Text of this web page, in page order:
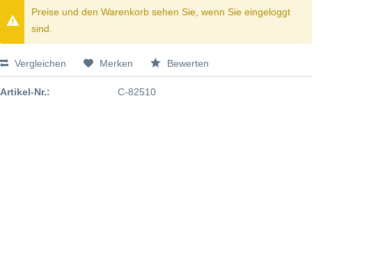
Preise und den Warenkorb sehen Sie, wenn Sie eingeloggt
sind.
Vergleichen Merken Bewerten
Artikel-Nr.: C-82510